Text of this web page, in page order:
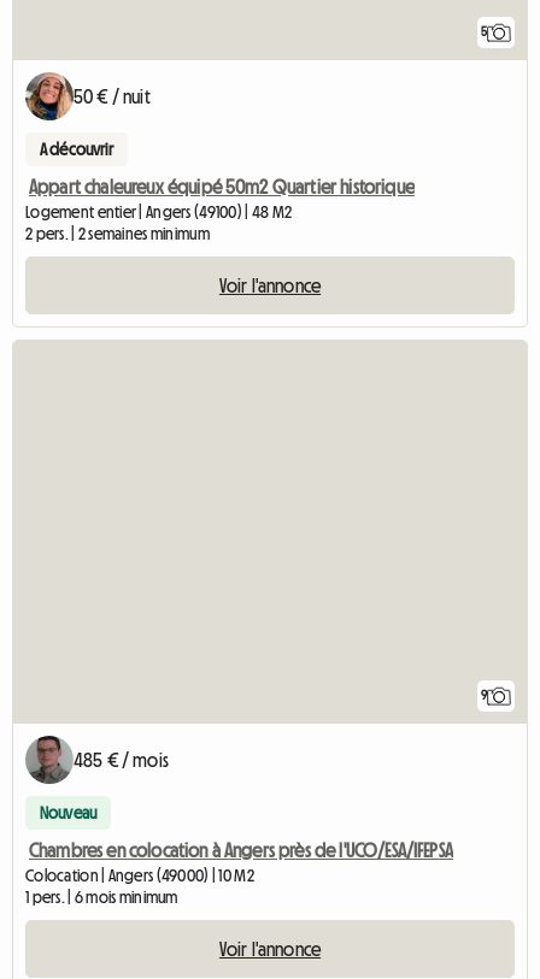
5
50 € / nuit
A découvrir
Appart chaleureux équipé 50m2 Quartier historique
Logement entier | Angers (49100) | 48 M2
2 pers. | 2 semaines minimum
Voir l'annonce
9
485 € / mois
Nouveau
Chambres en colocation à Angers près de l'UCO/ESA/IFEPSA
Colocation | Angers (49000) | 10 M2
1 pers. | 6 mois minimum
Voir l'annonce